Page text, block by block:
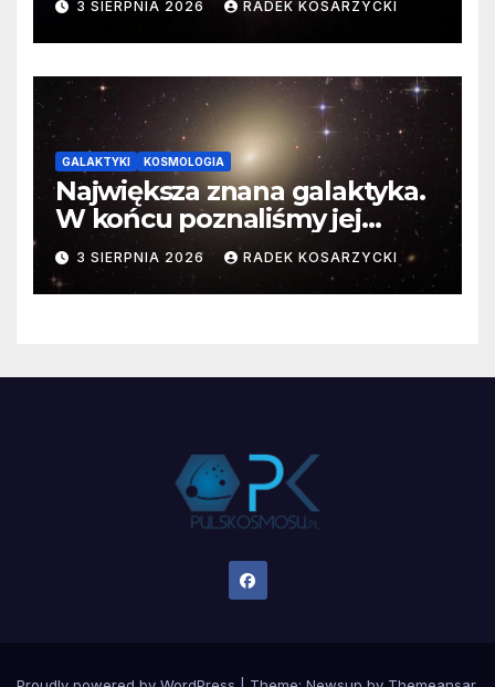
3 SIERPNIA 2026 RADEK KOSARZYCKI
GALAKTYKI KOSMOLOGIA
Największa znana galaktyka.
W końcu poznaliśmy jej
faktyczne wymiary
3 SIERPNIA 2026 RADEK KOSARZYCKI